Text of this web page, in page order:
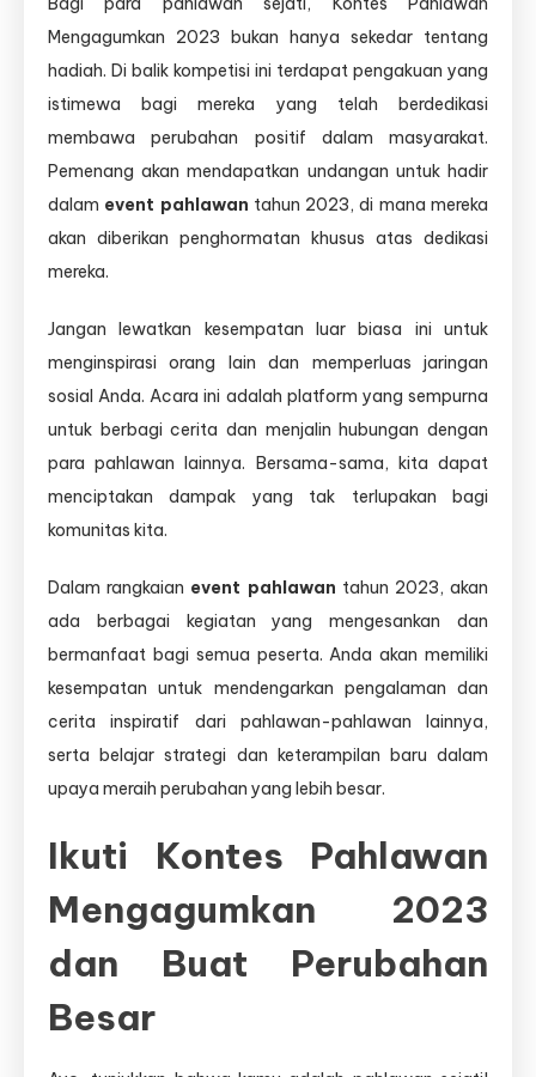
Mengagumkan 2023 bukan hanya sekedar tentang
hadiah. Di balik kompetisi ini terdapat pengakuan yang
istimewa bagi mereka yang telah berdedikasi
membawa perubahan positif dalam masyarakat.
Pemenang akan mendapatkan undangan untuk hadir
dalam event pahlawan tahun 2023, di mana mereka
akan diberikan penghormatan khusus atas dedikasi
mereka.
Jangan lewatkan kesempatan luar biasa ini untuk
menginspirasi orang lain dan memperluas jaringan
sosial Anda. Acara ini adalah platform yang sempurna
untuk berbagi cerita dan menjalin hubungan dengan
para pahlawan lainnya. Bersama-sama, kita dapat
menciptakan dampak yang tak terlupakan bagi
komunitas kita.
Dalam rangkaian event pahlawan tahun 2023, akan
ada berbagai kegiatan yang mengesankan dan
bermanfaat bagi semua peserta. Anda akan memiliki
kesempatan untuk mendengarkan pengalaman dan
cerita inspiratif dari pahlawan-pahlawan lainnya,
serta belajar strategi dan keterampilan baru dalam
upaya meraih perubahan yang lebih besar.
Ikuti Kontes Pahlawan
Mengagumkan 2023
dan Buat Perubahan
Besar